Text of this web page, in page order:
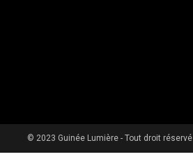
© 2023 Guinée Lumière - Tout droit réservé